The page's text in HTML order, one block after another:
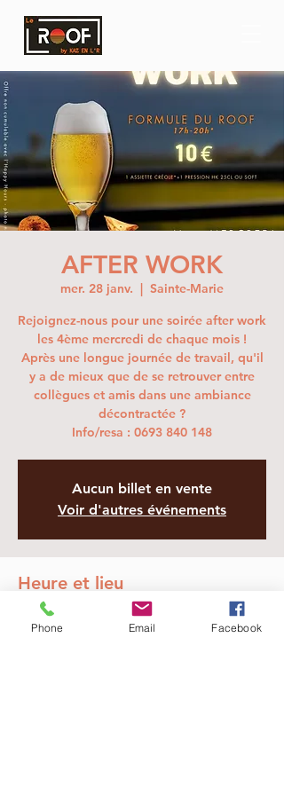
AFTER WORK
mer. 28 janv.
  |
Sainte-Marie
Rejoignez-nous pour une soirée after work
les 4ème mercredi de chaque mois !
Après une longue journée de travail, qu'il
y a de mieux que de se retrouver entre
collègues et amis dans une ambiance
décontractée ?
Info/resa : 0693 840 148
Aucun billet en vente
Voir d'autres événements
Heure et lieu
28 janv. 2026, 19:00 – 23:00
Sainte-Marie, 4 Av. du Dom. Azur, Sainte-
Phone Email Facebook